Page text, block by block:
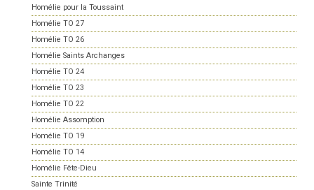
Homélie pour la Toussaint
Homélie TO 27
Homélie TO 26
Homélie Saints Archanges
Homélie TO 24
Homélie TO 23
Homélie TO 22
Homélie Assomption
Homélie TO 19
Homélie TO 14
Homélie Fête-Dieu
Sainte Trinité